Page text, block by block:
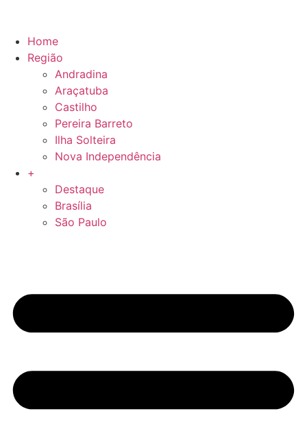
Home
Região
Andradina
Araçatuba
Castilho
Pereira Barreto
Ilha Solteira
Nova Independência
+
Destaque
Brasília
São Paulo